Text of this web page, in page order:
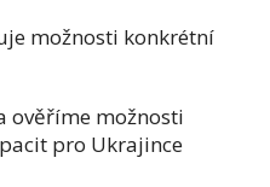
možnosti konkrétní
ověříme možnosti
pro Ukrajince